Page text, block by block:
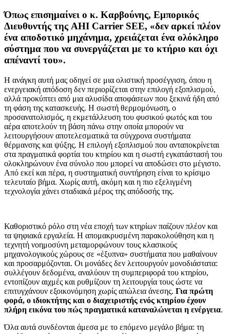
Όπως επισημαίνει ο κ. Καρβούνης, Εμπορικός
Διευθυντής της AHI Carrier SEE, «δεν αρκεί πλέον
ένα αποδοτικό μηχάνημα, χρειάζεται ένα ολόκληρο
σύστημα που να συνεργάζεται με το κτήριο και όχι
απέναντί του».
Η ανάγκη αυτή μας οδηγεί σε μια ολιστική προσέγγιση, όπου η
ενεργειακή απόδοση δεν περιορίζεται στην επιλογή εξοπλισμού,
αλλά προκύπτει από μια αλυσίδα αποφάσεων που ξεκινά ήδη από
τη φάση της κατασκευής. Η σωστή θερμομόνωση, ο
προσανατολισμός, η εκμετάλλευση του φυσικού φωτός και του
αέρα αποτελούν τη βάση πάνω στην οποία μπορούν να
λειτουργήσουν αποτελεσματικά τα σύγχρονα συστήματα
θέρμανσης και ψύξης. Η επιλογή εξοπλισμού που ανταποκρίνεται
στα πραγματικά φορτία του κτηρίου και η σωστή εγκατάστασή του
ολοκληρώνουν ένα σύνολο που μπορεί να αποδώσει στο μέγιστο.
Από εκεί και πέρα, η συστηματική συντήρηση είναι το κρίσιμο
τελευταίο βήμα. Χωρίς αυτή, ακόμη και η πιο εξελιγμένη
τεχνολογία χάνει σταδιακά μέρος της απόδοσής της.
Καθοριστικό ρόλο στη νέα εποχή των κτηρίων παίζουν πλέον και
τα ψηφιακά εργαλεία. Η απομακρυσμένη παρακολούθηση και η
τεχνητή νοημοσύνη μεταμορφώνουν τους κλασικούς
μηχανολογικούς χώρους σε «έξυπνα» συστήματα που μαθαίνουν
και προσαρμόζονται. Οι μονάδες δεν λειτουργούν μονοδιάστατα:
συλλέγουν δεδομένα, αναλύουν τη συμπεριφορά του κτηρίου,
εντοπίζουν αιχμές και ρυθμίζουν τη λειτουργία τους ώστε να
επιτυγχάνουν εξοικονόμηση χωρίς απώλεια άνεσης. Για πρώτη
φορά, ο ιδιοκτήτης και ο διαχειριστής ενός κτηρίου έχουν
πλήρη εικόνα του πώς πραγματικά καταναλώνεται η ενέργεια.
Όλα αυτά συνδέονται άμεσα με το επόμενο μεγάλο βήμα: τη